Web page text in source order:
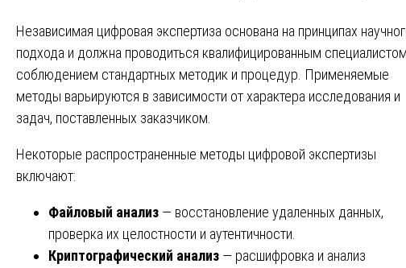
Независимая цифровая экспертиза основана на принципах
подхода и должна проводиться квалифицированным
соблюдением стандартных методик и процедур. Применяемые
методы варьируются в зависимости от характера исследования и
задач, поставленных заказчиком.
Некоторые распространенные методы цифровой экспертизы
включают:
Файловый анализ — восстановление удаленных данных,
проверка их целостности и аутентичности.
Криптографический анализ — расшифровка и анализ